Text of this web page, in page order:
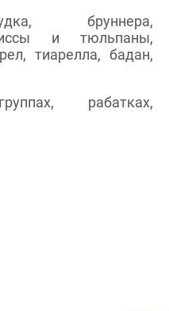
бруннера,
и тюльпаны,
тиарелла, бадан,
рабатках,